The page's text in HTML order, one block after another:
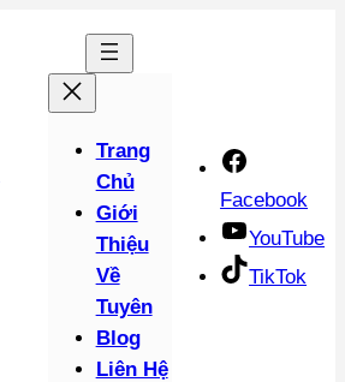
Trang
Chủ
Giới
Thiệu
Về
Tuyên
Blog
Liên Hệ
Facebook
YouTube
TikTok